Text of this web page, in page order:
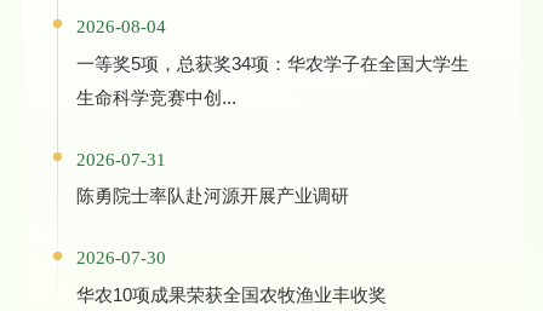
2026-08-04
一等奖5项，总获奖34项：华农学子在全国大学生
生命科学竞赛中创...
2026-07-31
陈勇院士率队赴河源开展产业调研
2026-07-30
华农10项成果荣获全国农牧渔业丰收奖